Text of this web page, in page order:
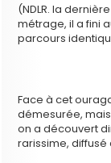
(NDLR. la
métrage, il a fini
parcours
Face à cet
démesurée,
on a découvert
rarissime, diffusé